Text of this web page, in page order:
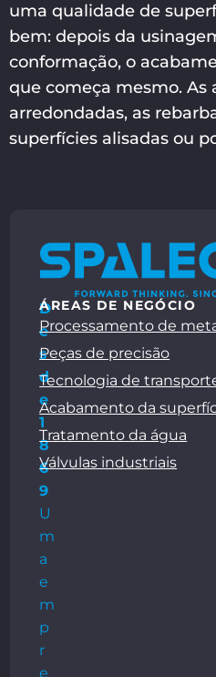
uma qualidade de
bem: depois da
conformação, o
que começa mesmo. As
arredondadas, as
superfícies alisadas ou
D
e
s
d
e
1
8
6
9
U
m
a
e
m
p
r
e
ÁREAS DE NEGÓCIO
Processamento de
Peças de precisão
Tecnologia de
Acabamento da
Tratamento da água
Válvulas industriais